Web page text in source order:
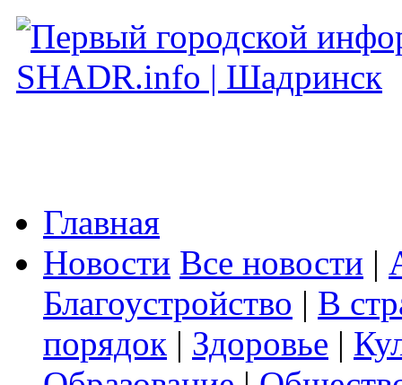
Главная
Новости Все новости |
Благоустройство | В
порядок | Здоровье |